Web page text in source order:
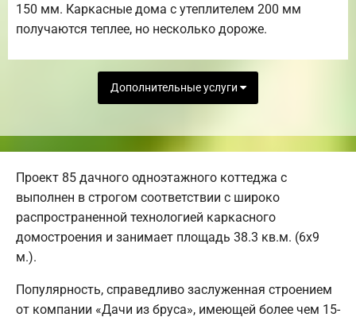
150 мм. Каркасные дома с утеплителем 200 мм
получаются теплее, но несколько дороже.
Дополнительные услуги
Проект 85 дачного одноэтажного коттеджа с
выполнен в строгом соответствии с широко
распространенной технологией каркасного
домостроения и занимает площадь 38.3 кв.м. (6х9
м.).
Популярность, справедливо заслуженная строением
от компании «Дачи из бруса», имеющей более чем 15-